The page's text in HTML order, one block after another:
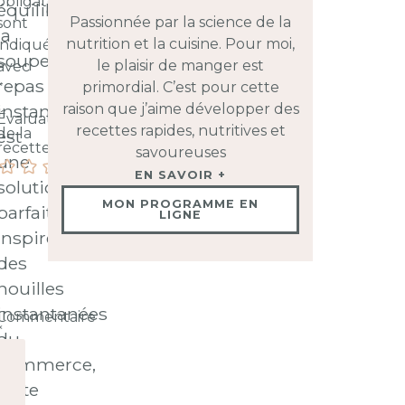
commerce,
cette
Évaluation
la
Passionnée par la science de la
nutrition et la cuisine. Pour moi,
le plaisir de manger est
primordial. C’est pour cette
raison que j’aime développer des
recettes rapides, nutritives et
savoureuses
EN SAVOIR +
MON PROGRAMME EN
LIGNE